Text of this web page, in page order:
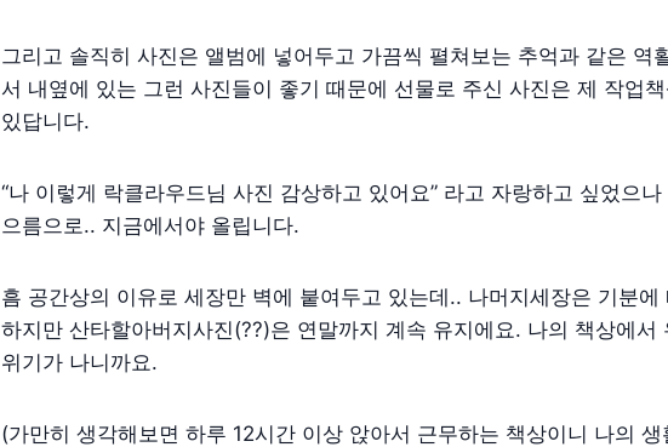
그리고 솔직히 사진은 앨범에 넣어두고 가끔씩 펼쳐보는 추억과 같은 역
서 내옆에 있는 그런 사진들이 좋기 때문에 선물로 주신 사진은 제 작업
있답니다.
“나 이렇게 락클라우드님 사진 감상하고 있어요” 라고 자랑하고 싶었으
으름으로.. 지금에서야 올립니다.
흠 공간상의 이유로 세장만 벽에 붙여두고 있는데.. 나머지세장은 기분에
하지만 산타할아버지사진(??)은 연말까지 계속 유지에요. 나의 책상에서
위기가 나니까요.
(가만히 생각해보면 하루 12시간 이상 앉아서 근무하는 책상이니 나의